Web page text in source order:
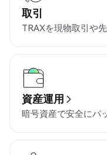
取引
TRAXを現物取引や
資産運用
暗号資産で安全にパ